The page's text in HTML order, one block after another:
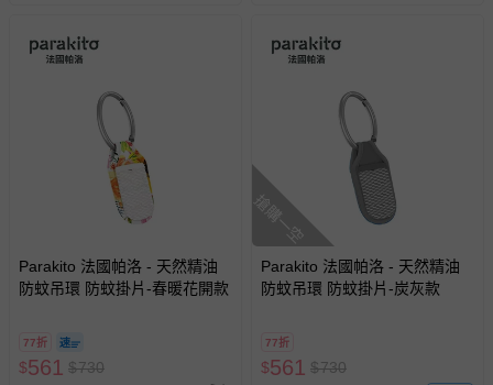
Parakito 法國帕洛 - 天然精油
防蚊吊環 防蚊掛片-春暖花開款
77折
$561 $730
搶購一空
Parakito 法國帕洛 - 天然精油
防蚊吊環 防蚊掛片-炭灰款
77折
$561 $730